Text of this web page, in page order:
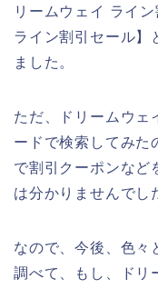
リームウェイ ライ
ライン割引セール】
ました。
ただ、ドリームウェ
ードで検索してみた
で割引クーポンなど
は分かりませんでし
なので、今後、色々
調べて、もし、ドリ